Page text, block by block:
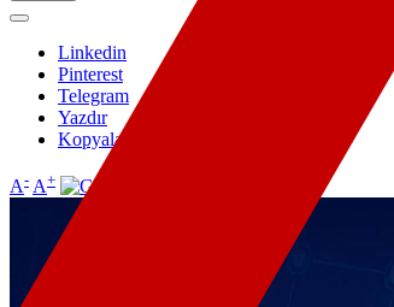
Linkedin
Pinterest
Telegram
Yazdır
Kopyala
A- A+